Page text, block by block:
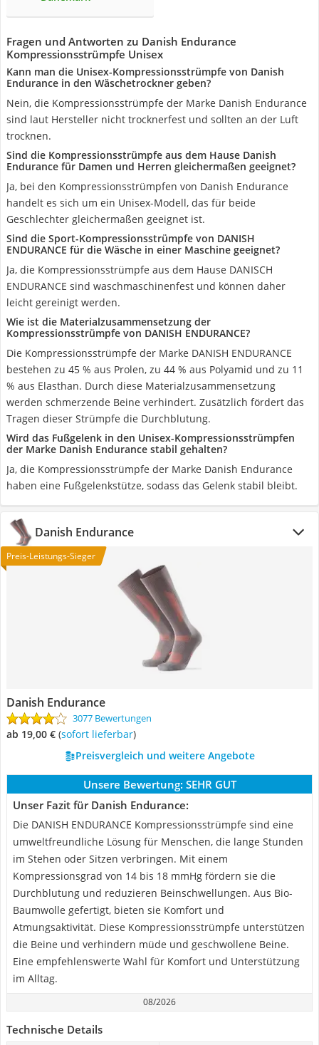
Fragen und Antworten zu Danish Endurance
Kompressionsstrümpfe Unisex
Kann man die Unisex-Kompressionsstrümpfe von Danish
Endurance in den Wäschetrockner geben?
Nein, die Kompressionsstrümpfe der Marke Danish Endurance
sind laut Hersteller nicht trocknerfest und sollten an der Luft
trocknen.
Sind die Kompressionsstrümpfe aus dem Hause Danish
Endurance für Damen und Herren gleichermaßen geeignet?
Ja, bei den Kompressionsstrümpfen von Danish Endurance
handelt es sich um ein Unisex-Modell, das für beide
Geschlechter gleichermaßen geeignet ist.
Sind die Sport-Kompressionsstrümpfe von DANISH
ENDURANCE für die Wäsche in einer Maschine geeignet?
Ja, die Kompressionsstrümpfe aus dem Hause DANISCH
ENDURANCE sind waschmaschinenfest und können daher
leicht gereinigt werden.
Wie ist die Materialzusammensetzung der
Kompressionsstrümpfe von DANISH ENDURANCE?
Die Kompressionsstrümpfe der Marke DANISH ENDURANCE
bestehen zu 45 % aus Prolen, zu 44 % aus Polyamid und zu 11
% aus Elasthan. Durch diese Materialzusammensetzung
werden schmerzende Beine verhindert. Zusätzlich fördert das
Tragen dieser Strümpfe die Durchblutung.
Wird das Fußgelenk in den Unisex-Kompressionsstrümpfen
der Marke Danish Endurance stabil gehalten?
Ja, die Kompressionsstrümpfe der Marke Danish Endurance
haben eine Fußgelenkstütze, sodass das Gelenk stabil bleibt.
Danish Endurance
Preis-Leistungs-Sieger
Danish Endurance
3077 Bewertungen
ab 19,00 € ( Sofort lieferbar)
Preisvergleich und weitere Angebote
Unsere Bewertung: SEHR GUT
Unser Fazit für Danish Endurance:
Die DANISH ENDURANCE Kompressionsstrümpfe sind eine
umweltfreundliche Lösung für Menschen, die lange Stunden
im Stehen oder Sitzen verbringen. Mit einem
Kompressionsgrad von 14 bis 18 mmHg fördern sie die
Durchblutung und reduzieren Beinschwellungen. Aus Bio-
Baumwolle gefertigt, bieten sie Komfort und
Atmungsaktivität. Diese Kompressionsstrümpfe unterstützen
die Beine und verhindern müde und geschwollene Beine.
Eine empfehlenswerte Wahl für Komfort und Unterstützung
im Alltag.
08/2026
Technische Details